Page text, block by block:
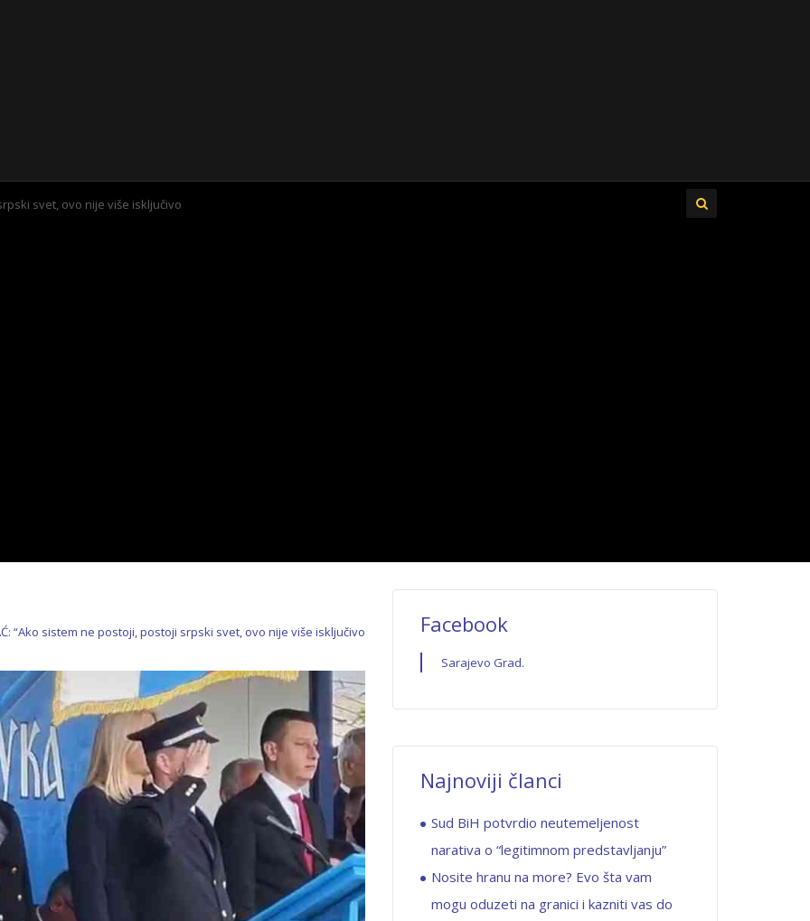
svet, ovo nije više isključivo
“Ako sistem ne postoji, postoji srpski svet, ovo nije više isključivo Facebook
Sarajevo Grad.
Najnoviji članci
Sud BiH potvrdio neutemeljenost
narativa o “legitimnom predstavljanju”
Nosite hranu na more? Evo šta vam
mogu oduzeti na granici i kazniti vas do